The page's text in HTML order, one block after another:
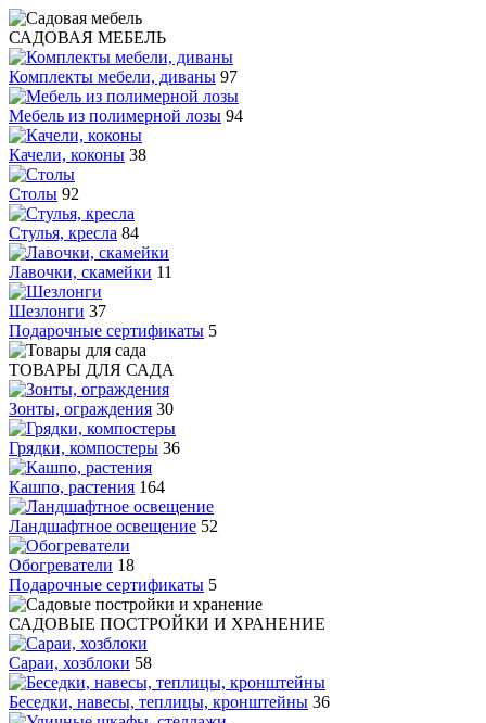
САДОВАЯ МЕБЕЛЬ
Комплекты мебели, диваны 97
Мебель из полимерной лозы 94
Качели, коконы 38
Столы 92
Стулья, кресла 84
Лавочки, скамейки 11
Шезлонги 37
Подарочные сертификаты 5
ТОВАРЫ ДЛЯ САДА
Зонты, ограждения 30
Грядки, компостеры 36
Кашпо, растения 164
Ландшафтное освещение 52
Обогреватели 18
Подарочные сертификаты 5
САДОВЫЕ ПОСТРОЙКИ И ХРАНЕНИЕ
Сараи, хозблоки 58
Беседки, навесы, теплицы, кронштейны 36